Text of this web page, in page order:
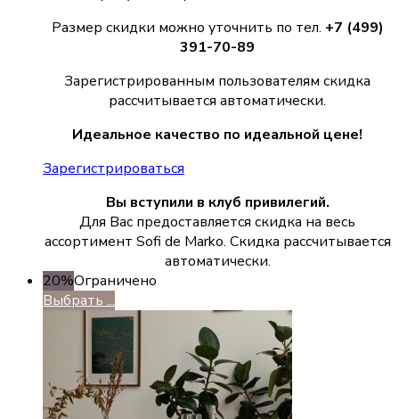
Размер скидки можно уточнить по тел. +7 (499)
391-70-89
Зарегистрированным пользователям скидка
рассчитывается автоматически.
Идеальное качество по идеальной цене!
Зарегистрироваться
Вы вступили в клуб привилегий.
Для Вас предоставляется скидка на весь
ассортимент Sofi de Marko. Скидка рассчитывается
автоматически.
20%Ограничено
Выбрать ...